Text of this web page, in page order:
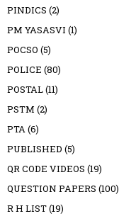
PINDICS (2)
PM YASASVI (1)
POCSO (5)
POLICE (80)
POSTAL(11)
PSTM (2)
PTA(6)
PUBLISHED (5)
QR CODE VIDEOS (19)
QUESTION PAPERS (100)
R H LIST(19)